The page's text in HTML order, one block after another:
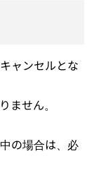
ャンセルとな
ません。
の場合は、必